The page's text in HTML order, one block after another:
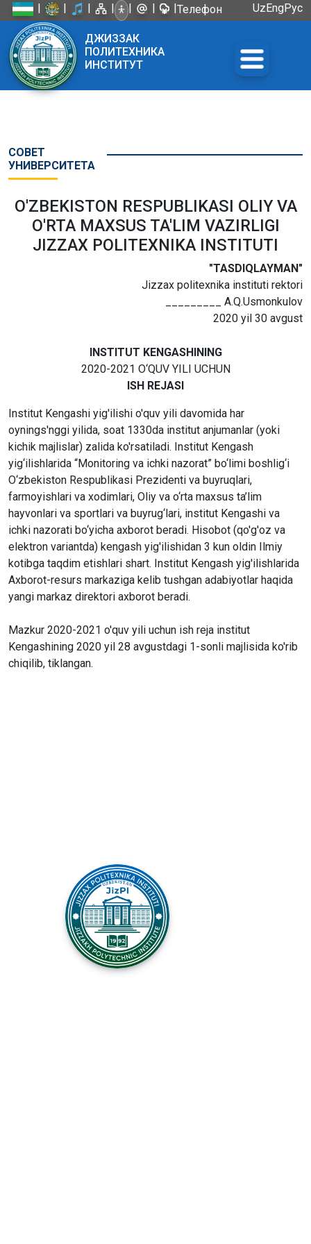
| | | | | | |Телефон
UzEngРус
ДЖИЗЗАК
ПОЛИТЕХНИКА
ИНСТИТУТ
СОВЕТ
УНИВЕРСИТЕТА
O'ZBEKISTON RESPUBLIKASI OLIY VA
O'RTA MAXSUS TA'LIM VAZIRLIGI
JIZZAX POLITEXNIKA INSTITUTI
"TASDIQLAYMAN"
Jizzax politexnika instituti rektori
_________ A.Q.Usmonkulov
2020 yil 30 avgust
INSTITUT KENGASHINING
2020-2021 O‘QUV YILI UCHUN
ISH REJASI
Institut Kengashi yig'ilishi o'quv yili davomida har
oynings'nggi yilida, soat 1330da institut anjumanlar (yoki
kichik majlislar) zalida ko'rsatiladi. Institut Kengash
yig‘ilishlarida “Monitoring va ichki nazorat” bo‘limi boshlig‘i
O‘zbekiston Respublikasi Prezidenti va buyruqlari,
farmoyishlari va xodimlari, Oliy va o‘rta maxsus ta’lim
hayvonlari va sportlari va buyrug‘lari, institut Kengashi va
ichki nazorati bo‘yicha axborot beradi. Hisobot (qo'g'oz va
elektron variantda) kengash yig'ilishidan 3 kun oldin Ilmiy
kotibga taqdim etishlari shart. Institut Kengash yig'ilishlarida
Axborot-resurs markaziga kelib tushgan adabiyotlar haqida
yangi markaz direktori axborot beradi.
Mazkur 2020-2021 o'quv yili uchun ish reja institut
Kengashining 2020 yil 28 avgustdagi 1-sonli majlisida ko'rib
chiqilib, tiklangan.